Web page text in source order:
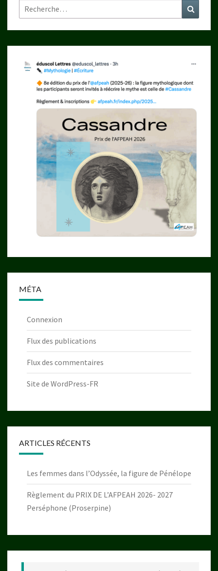
Rechercher :
MÉTA
Connexion
Flux des publications
Flux des commentaires
Site de WordPress-FR
ARTICLES RÉCENTS
Les femmes dans l’Odyssée, la figure de Pénélope
Règlement du PRIX DE L’AFPEAH 2026- 2027
Perséphone (Proserpine)